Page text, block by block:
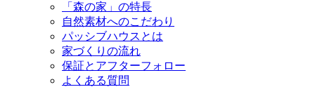
「森の家」の特長
自然素材へのこだわり
パッシブハウスとは
家づくりの流れ
保証とアフターフォロー
よくある質問